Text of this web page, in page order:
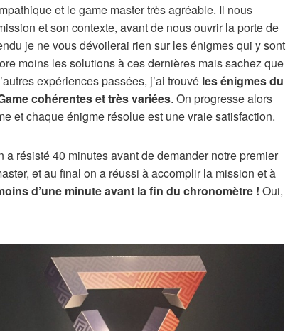
et le game master très agréable. Il nous
et son contexte, avant de nous ouvrir la porte de
je ne vous dévoilerai rien sur les énigmes qui y sont
moins les solutions à ces dernières mais sachez que
expériences passées, j’ai trouvé les énigmes du
cohérentes et très variées. On progresse alors
et chaque énigme résolue est une vraie satisfaction.
a résisté 40 minutes avant de demander notre premier
et au final on a réussi à accomplir la mission et à
d’une minute avant la fin du chronomètre ! Oui,